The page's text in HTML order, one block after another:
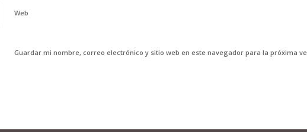
Web
Guardar mi nombre, correo electrónico y sitio web en este navegador para la próxima